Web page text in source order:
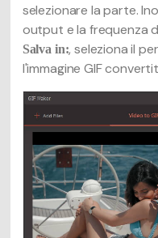
selezionare la parte.
output e la frequenza
Salva in:, seleziona il
l'immagine GIF